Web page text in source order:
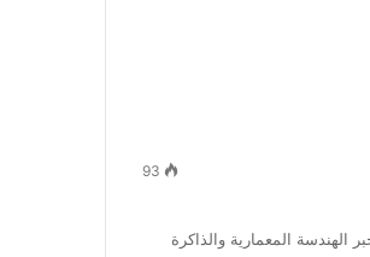
93
الهندسة المعمارية والذاكرة